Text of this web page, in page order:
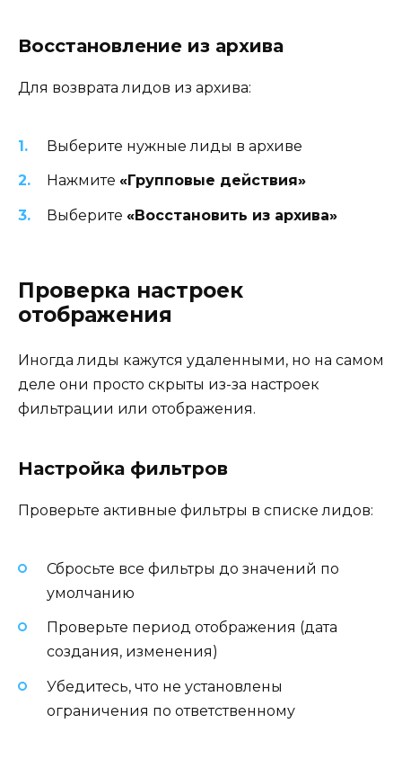
Восстановление из архива
Для возврата лидов из архива:
Выберите нужные лиды в архиве
Нажмите «Групповые действия»
Выберите «Восстановить из архива»
Проверка настроек
отображения
Иногда лиды кажутся удаленными, но на самом
деле они просто скрыты из-за настроек
фильтрации или отображения.
Настройка фильтров
Проверьте активные фильтры в списке лидов:
Сбросьте все фильтры до значений по
умолчанию
Проверьте период отображения (дата
создания, изменения)
Убедитесь, что не установлены
ограничения по ответственному